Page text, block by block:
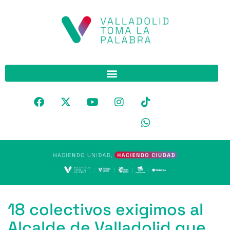
18 colectivos exigimos al